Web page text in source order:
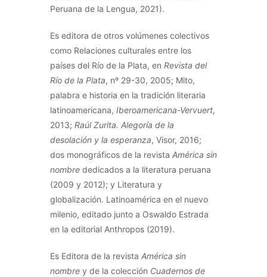
Peruana de la Lengua, 2021).
Es editora de otros volúmenes colectivos
como Relaciones culturales entre los
países del Río de la Plata, en Revista del
Río de la Plata, nº 29-30, 2005; Mito,
palabra e historia en la tradición literaria
latinoamericana, Iberoamericana-Vervuert,
2013; Raúl Zurita. Alegoría de la
desolación y la esperanza, Visor, 2016;
dos monográficos de la revista América sin
nombre dedicados a la literatura peruana
(2009 y 2012); y Literatura y
globalización. Latinoamérica en el nuevo
milenio, editado junto a Oswaldo Estrada
en la editorial Anthropos (2019).
Es Editora de la revista América sin
nombre y de la colección Cuadernos de